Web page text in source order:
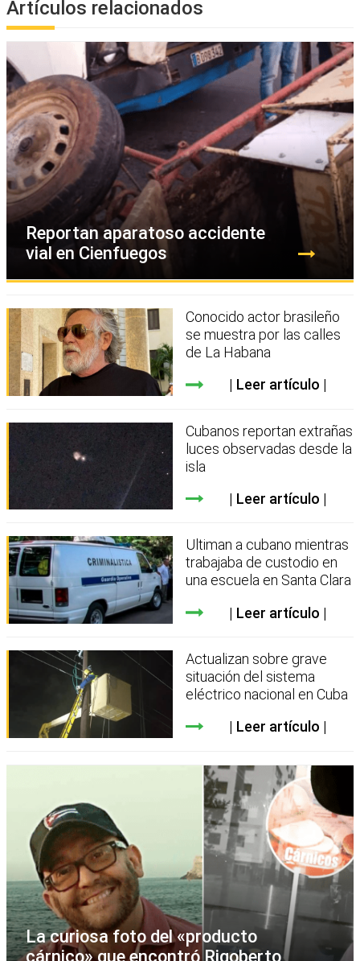
Artículos relacionados
Reportan aparatoso accidente
vial en Cienfuegos
Conocido actor brasileño
se muestra por las calles
de La Habana
Leer artículo
Cubanos reportan extrañas
luces observadas desde la
isla
Leer artículo
Ultiman a cubano mientras
trabajaba de custodio en
una escuela en Santa Clara
Leer artículo
Actualizan sobre grave
situación del sistema
eléctrico nacional en Cuba
Leer artículo
La curiosa foto del «producto
cárnico» que encontró Rigoberto